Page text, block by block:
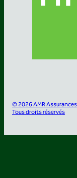
© 2026 AMR
Tous droits réservés